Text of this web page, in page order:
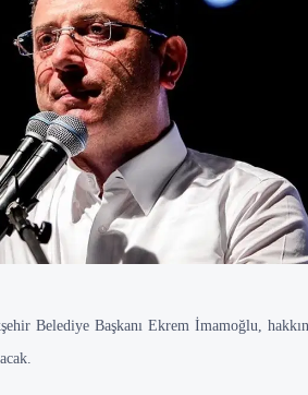
Belediye Başkanı Ekrem İmamoğlu,